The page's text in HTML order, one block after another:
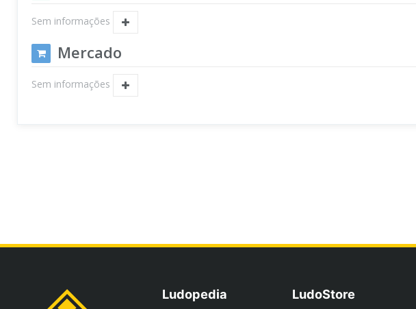
Sem informações
Mercado
Sem informações
Ludopedia LudoStore